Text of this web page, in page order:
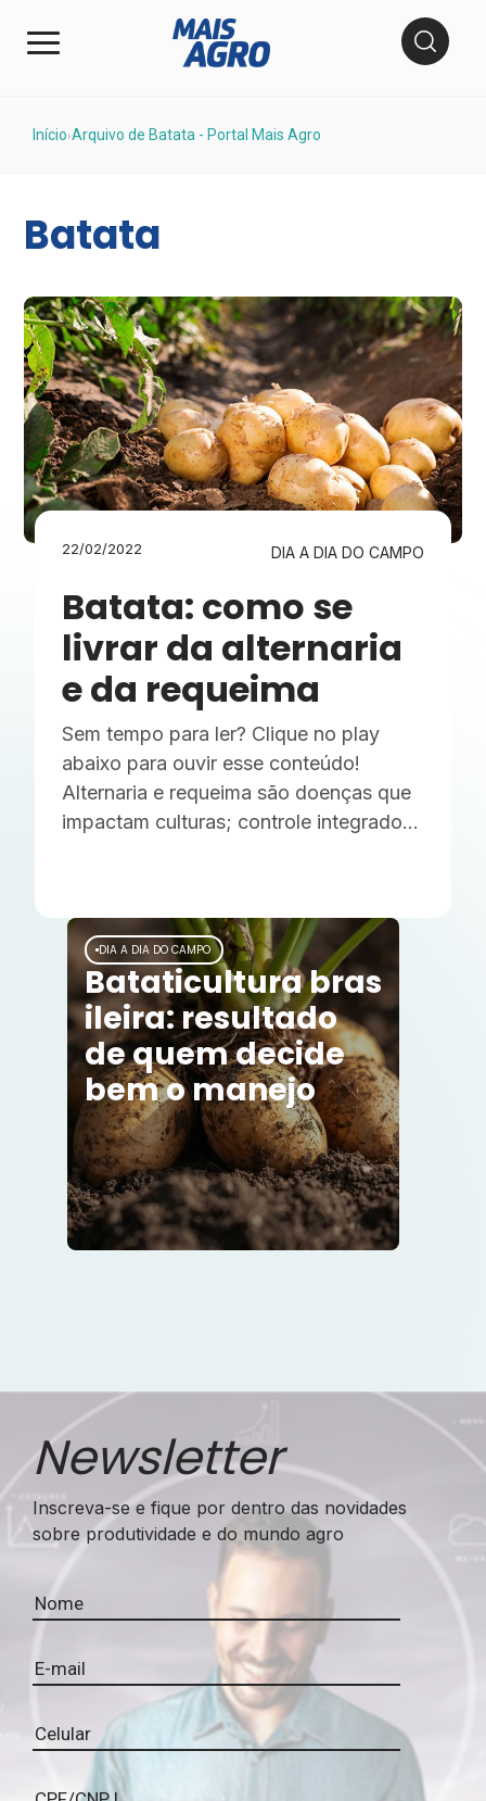
Início›Arquivo de Batata - Portal Mais Agro
Batata
22/02/2022 DIA A DIA DO CAMPO
Batata: como se
livrar da alternaria
e da requeima
Sem tempo para ler? Clique no play
abaixo para ouvir esse conteúdo!
Alternaria e requeima são doenças que
impactam culturas; controle integrado e
tuberosum L.) é extremamente
importante para o país e para o mundo.
Considerada a primeira commodity […]
DIA A DIA DO CAMPO
Bataticultura bras
ileira: resultado
de quem decide
bem o manejo
Newsletter
Inscreva-se e fique por dentro das novidades
sobre produtividade e do mundo agro